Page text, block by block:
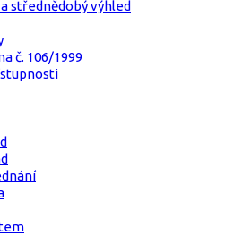
střednědobý výhled
č. 106/1999